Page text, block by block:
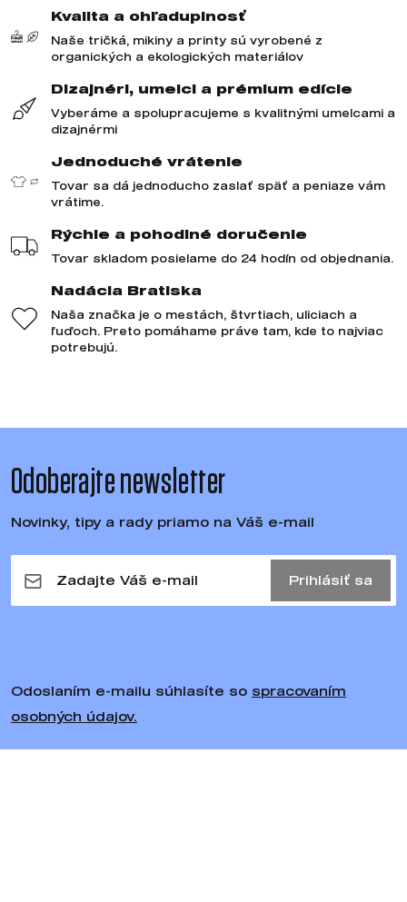
Kvalita a ohľaduplnosť
Naše tričká, mikiny a printy sú vyrobené z
organických a ekologických materiálov
Dizajnéri, umelci a prémium edície
Vyberáme a spolupracujeme s kvalitnými umelcami a
dizajnérmi
Jednoduché vrátenie
Tovar sa dá jednoducho zaslať späť a peniaze vám
vrátime.
Rýchle a pohodlné doručenie
Tovar skladom posielame do 24 hodín od objednania.
Nadácia Bratiska
Naša značka je o mestách, štvrtiach, uliciach a
ľuďoch. Preto pomáhame práve tam, kde to najviac
potrebujú.
Odoberajte newsletter
Novinky, tipy a rady priamo na Váš e-mail
Prihlásiť sa
Odoslaním e-mailu súhlasíte so spracovaním
osobných údajov.